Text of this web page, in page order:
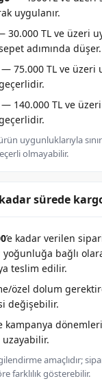
uygulanır.
30.000 TL ve üzeri
adımında düşer.
— 75.000 TL ve üzeri
— 140.000 TL ve
uygunluklarıyla
olmayabilir.
sürede
’e kadar verilen
yoğunluğa bağlı
teslim edilir.
özel dolum
değişebilir.
kampanya
amaçlıdır;
farklılık gösterebilir.